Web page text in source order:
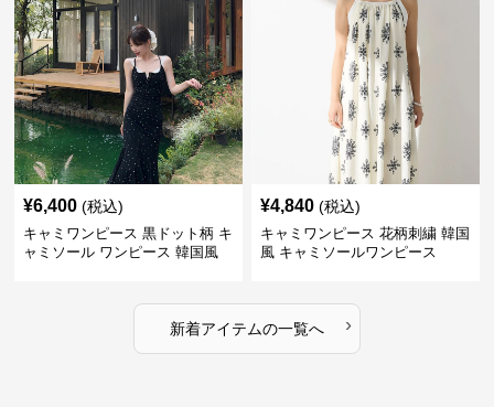
¥6,400 (税込)
キャミワンピース 黒ドット柄 キ
ャミソール ワンピース 韓国風
¥4,840 (税込)
キャミワンピース 花柄刺繍 韓国
風 キャミソールワンピース
新着アイテムの一覧へ ›